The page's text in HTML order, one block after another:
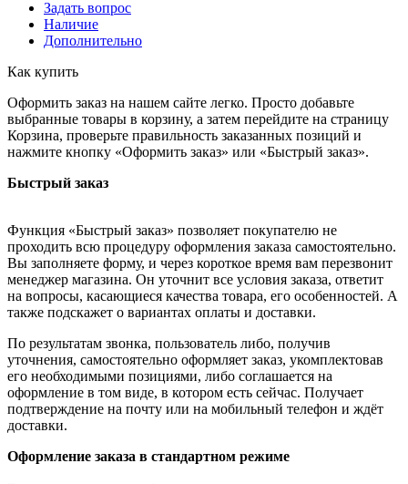
Задать вопрос
Наличие
Дополнительно
Как купить
Оформить заказ на нашем сайте легко. Просто добавьте
выбранные товары в корзину, а затем перейдите на страницу
Корзина, проверьте правильность заказанных позиций и
нажмите кнопку «Оформить заказ» или «Быстрый заказ».
Быстрый заказ
Функция «Быстрый заказ» позволяет покупателю не
проходить всю процедуру оформления заказа самостоятельно.
Вы заполняете форму, и через короткое время вам перезвонит
менеджер магазина. Он уточнит все условия заказа, ответит
на вопросы, касающиеся качества товара, его особенностей. А
также подскажет о вариантах оплаты и доставки.
По результатам звонка, пользователь либо, получив
уточнения, самостоятельно оформляет заказ, укомплектовав
его необходимыми позициями, либо соглашается на
оформление в том виде, в котором есть сейчас. Получает
подтверждение на почту или на мобильный телефон и ждёт
доставки.
Оформление заказа в стандартном режиме